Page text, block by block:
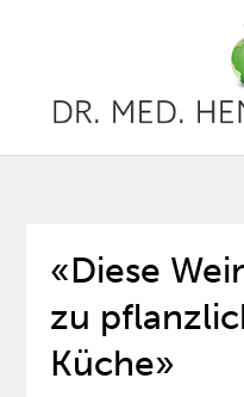
«Diese
zu
Küche»